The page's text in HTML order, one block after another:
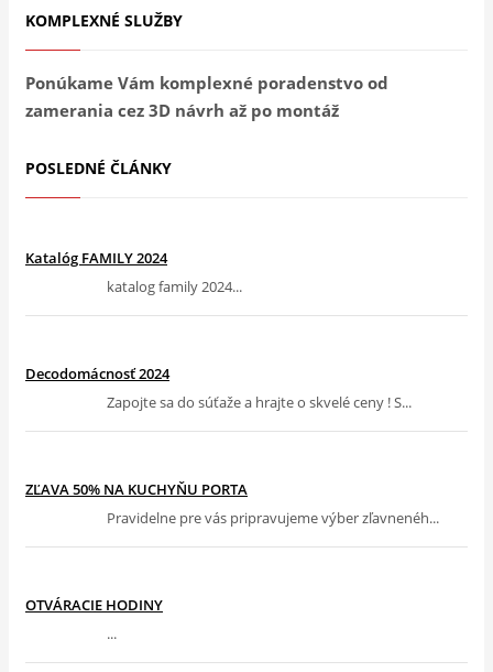
KOMPLEXNÉ SLUŽBY
Ponúkame Vám komplexné poradenstvo od
zamerania cez 3D návrh až po montáž
POSLEDNÉ ČLÁNKY
Katalóg FAMILY 2024
katalog family 2024...
Decodomácnosť 2024
Zapojte sa do súťaže a hrajte o skvelé ceny ! S...
ZĽAVA 50% NA KUCHYŇU PORTA
Pravidelne pre vás pripravujeme výber zľavnenéh...
OTVÁRACIE HODINY
...